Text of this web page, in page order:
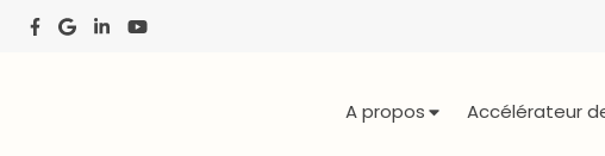
A propos Accélérateur